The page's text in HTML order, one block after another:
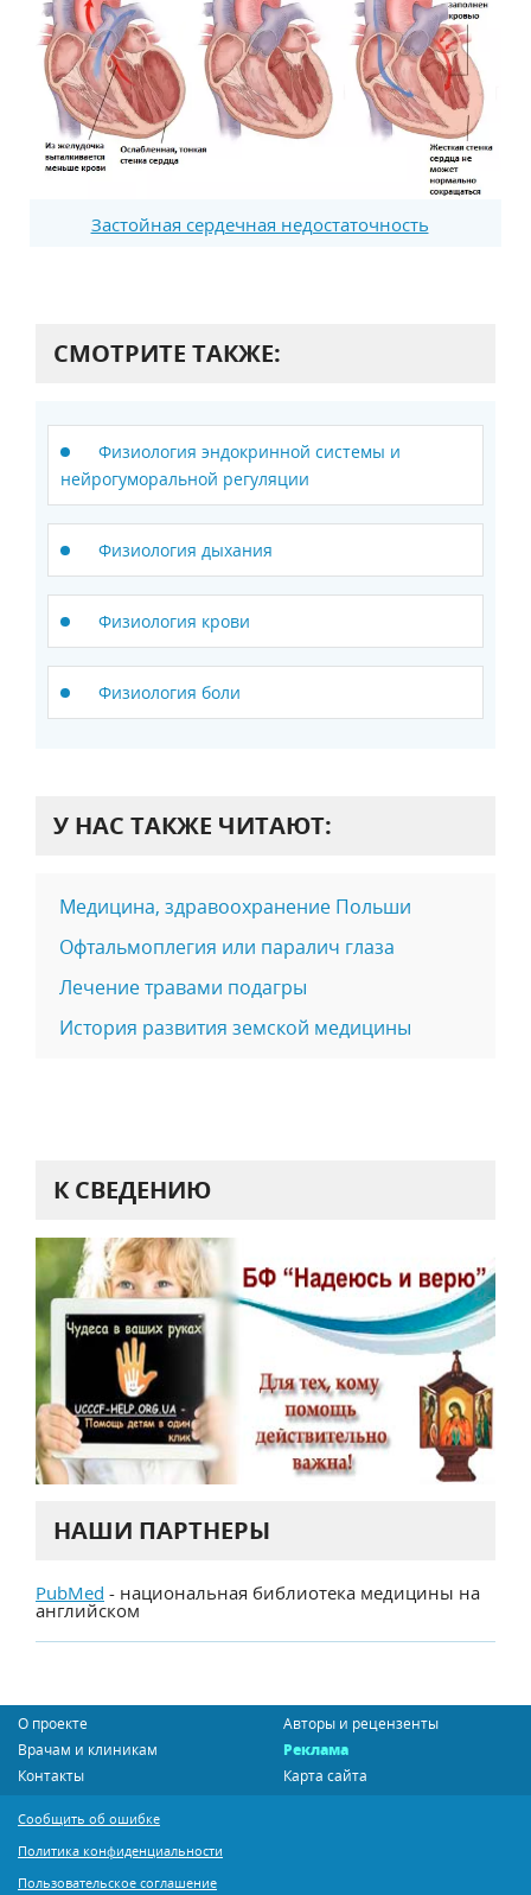
Застойная сердечная недостаточность
СМОТРИТЕ ТАКЖЕ:
Физиология эндокринной системы и
нейрогуморальной регуляции
Физиология дыхания
Физиология крови
Физиология боли
У НАС ТАКЖЕ ЧИТАЮТ:
Медицина, здравоохранение Польши
Офтальмоплегия или паралич глаза
Лечение травами подагры
История развития земской медицины
К СВЕДЕНИЮ
НАШИ ПАРТНЕРЫ
PubMed - национальная библиотека медицины на
английском
О проекте
Авторы и рецензенты
Врачам и клиникам
Реклама
Контакты
Карта сайта
Сообщить об ошибке
Политика конфиденциальности
Пользовательское соглашение